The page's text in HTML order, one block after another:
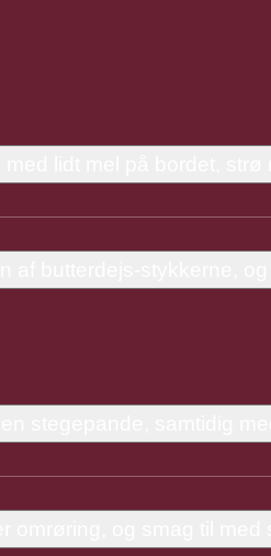
lidt mel på bordet,
af butterdejs-stykkerne,
stegepande, samtidig
og smag til med